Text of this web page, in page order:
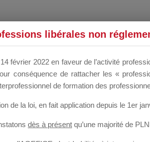
y a un mois
libérales non
février 2022 en faveur de l’activité
conséquence de rattacher les «
de formation des
de la loi, en fait application depuis le 1er
dès à présent qu’une majorité de